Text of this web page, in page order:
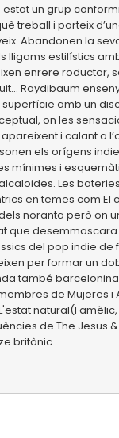
un grup
treball i parteix
Abandonen la
lligams estilístics
enrere roductor,
Raydibaum
superfície amb un
on les
i calant a
els orígens
mínimes i
Les
en temes com El
noranta però on
que
del pop indie de
per formar un
també
de Mujeres i
de The Jesus
britànic.